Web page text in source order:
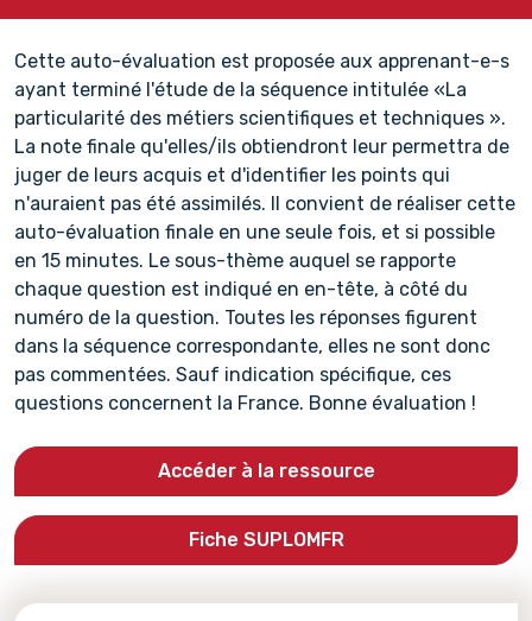
Cette auto-évaluation est proposée aux apprenant-e-s
ayant terminé l'étude de la séquence intitulée «La
particularité des métiers scientifiques et techniques ».
La note finale qu'elles/ils obtiendront leur permettra de
juger de leurs acquis et d'identifier les points qui
n'auraient pas été assimilés. Il convient de réaliser cette
auto-évaluation finale en une seule fois, et si possible
en 15 minutes. Le sous-thème auquel se rapporte
chaque question est indiqué en en-tête, à côté du
numéro de la question. Toutes les réponses figurent
dans la séquence correspondante, elles ne sont donc
pas commentées. Sauf indication spécifique, ces
questions concernent la France. Bonne évaluation !
Accéder à la ressource
Fiche SUPLOMFR